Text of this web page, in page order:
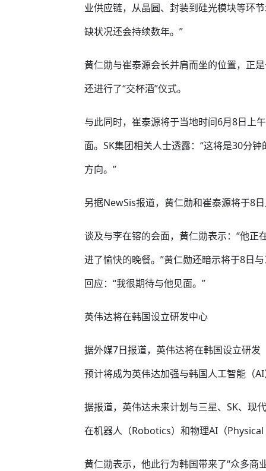
业供应链，从晶圆、封装到硅光模块等环
缺状况还会持续数年。”
黄仁勋与崔泰源会长并肩而坐的位置，正
还进行了“交杯酒”仪式。
与此同时，崔泰源将于当地时间6月8日上
面。SK集团相关人士透露：“这将是30分
方向。”
另据NewSis报道，黄仁勋和崔泰源将于8
谈及与李在镕的会面，黄仁勋表示：“他正
进了愉快的晚餐。”黄仁勋还暗示将于8日
回应：“我很期待与他见面。”
英伟达将在韩国设立研发中心
据外媒7日报道，英伟达将在韩国设立研
预计将成为英伟达加强与韩国人工智能（
据报道，英伟达未来计划与三星、SK、现
在机器人（Robotics）和物理AI（
黄仁勋表示，他此行为韩国带来了“众多商